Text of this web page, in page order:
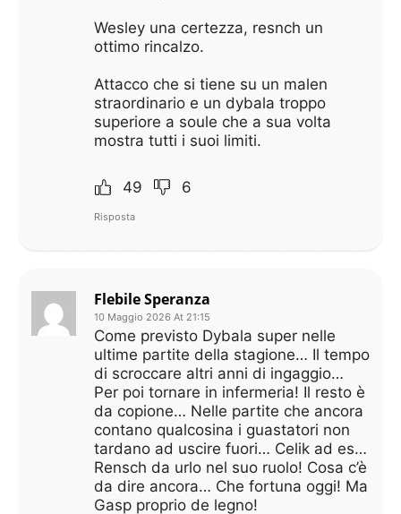
Wesley una certezza, resnch un
ottimo rincalzo.
Attacco che si tiene su un malen
straordinario e un dybala troppo
superiore a soule che a sua volta
mostra tutti i suoi limiti.
49 6
Risposta
Flebile Speranza
10 Maggio 2026 At 21:15
Come previsto Dybala super nelle
ultime partite della stagione… Il tempo
di scroccare altri anni di ingaggio…
Per poi tornare in infermeria! Il resto è
da copione… Nelle partite che ancora
contano qualcosina i guastatori non
tardano ad uscire fuori… Celik ad es…
Rensch da urlo nel suo ruolo! Cosa c’è
da dire ancora… Che fortuna oggi! Ma
Gasp proprio de legno!